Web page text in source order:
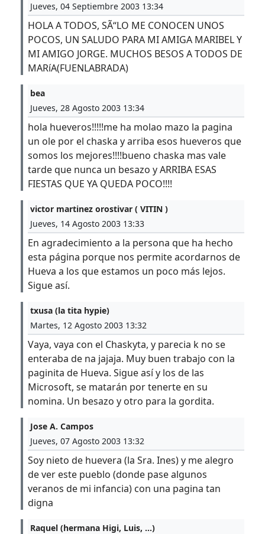
Jueves, 04 Septiembre 2003 13:34
HOLA A TODOS, SÃ“LO ME CONOCEN UNOS
POCOS, UN SALUDO PARA MI AMIGA MARIBEL Y
MI AMIGO JORGE. MUCHOS BESOS A TODOS DE
MARíA(FUENLABRADA)
bea
Jueves, 28 Agosto 2003 13:34
hola hueveros!!!!!me ha molao mazo la pagina
un ole por el chaska y arriba esos hueveros que
somos los mejores!!!!bueno chaska mas vale
tarde que nunca un besazo y ARRIBA ESAS
FIESTAS QUE YA QUEDA POCO!!!!
victor martinez orostivar ( VITIN )
Jueves, 14 Agosto 2003 13:33
En agradecimiento a la persona que ha hecho
esta página porque nos permite acordarnos de
Hueva a los que estamos un poco más lejos.
Sigue así.
txusa (la tita hypie)
Martes, 12 Agosto 2003 13:32
Vaya, vaya con el Chaskyta, y parecia k no se
enteraba de na jajaja. Muy buen trabajo con la
paginita de Hueva. Sigue así y los de las
Microsoft, se matarán por tenerte en su
nomina. Un besazo y otro para la gordita.
Jose A. Campos
Jueves, 07 Agosto 2003 13:32
Soy nieto de huevera (la Sra. Ines) y me alegro
de ver este pueblo (donde pase algunos
veranos de mi infancia) con una pagina tan
digna
Raquel (hermana Higi, Luis, ...)